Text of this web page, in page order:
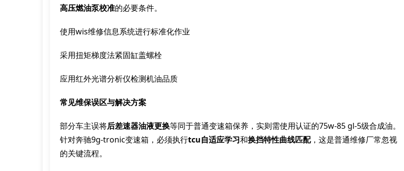
高压燃油泵校准的必要条件。
使用wis维修信息系统进行标准化作业
采用扭矩梯度法紧固缸盖螺栓
应用红外光谱分析仪检测机油品质
常见维保误区与解决方案
部分车主误将后差速器油液更换等同于普通变速箱保养，实则需使用认证的75w-85 gl-5级合成油。
针对奔驰9g-tronic变速箱，必须执行tcu自适应学习和换挡特性曲线匹配，这是普通维修厂常忽视
的关键流程。